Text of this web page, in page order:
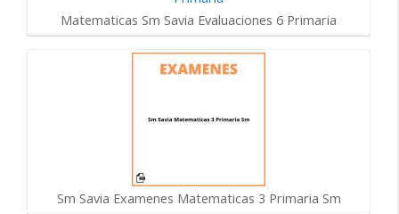
Matematicas Sm Savia Evaluaciones 6 Primaria
Sm Savia Examenes Matematicas 3 Primaria Sm